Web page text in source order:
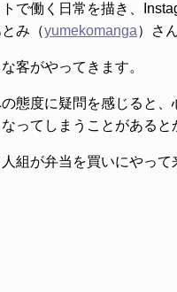
で働く日常を描き、
み（yumekomanga）さん
客がやってきます。
態度に疑問を感じると、
ってしまうことがあると
組が弁当を買いにやって